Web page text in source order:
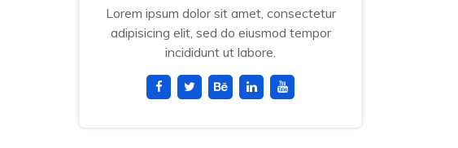
Lorem ipsum dolor sit amet, consectetur
adipisicing elit, sed do eiusmod tempor
incididunt ut labore.